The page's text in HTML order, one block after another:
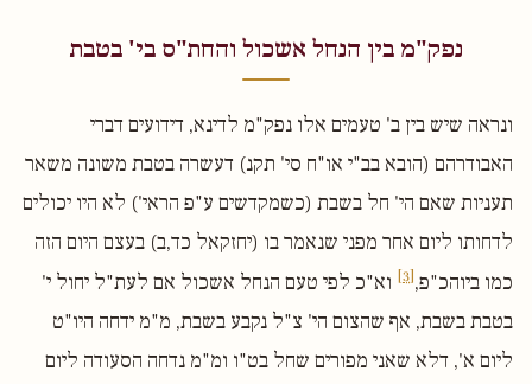
נפק"מ בין הנחל אשכול והחת"ס בי' בטבת
ונראה שיש בין ב' טעמים אלו נפק"מ לדינא, דידועים דברי
האבודרהם (הובא בב"י או"ח סי' תקנ) דעשרה בטבת משונה משאר
תעניות שאם הי' חל בשבת (כשמקדשים ע"פ הראי') לא היו יכולים
לדחותו ליום אחר מפני שנאמר בו (יחזקאל כד,ב) בעצם היום הזה
כמו ביוהכ"פ,[3]
וא"כ לפי טעם הנחל אשכול אם לעת"ל יחול י'
בטבת בשבת, אף שהצום הי' צ"ל נקבע בשבת, מ"מ ידחה היו"ט
ליום א', דלא שאני מפורים שחל בט"ו ומ"מ נדחה הסעודה ליום